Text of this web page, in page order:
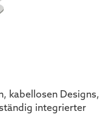
kabellosen Designs,
integrierter